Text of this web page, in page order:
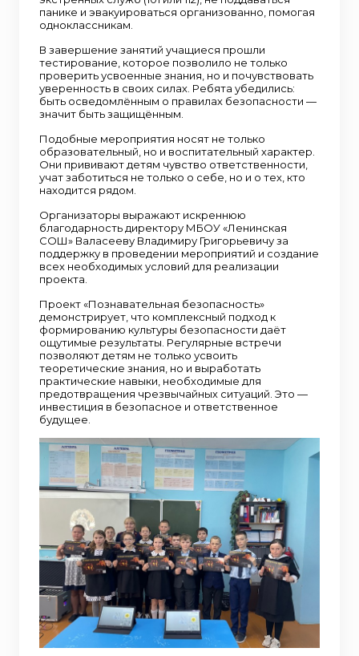
панике и эвакуироваться организованно, помогая
одноклассникам.
В завершение занятий учащиеся прошли
тестирование, которое позволило не только
проверить усвоенные знания, но и почувствовать
уверенность в своих силах. Ребята убедились:
быть осведомлённым о правилах безопасности —
значит быть защищённым.
Подобные мероприятия носят не только
образовательный, но и воспитательный характер.
Они прививают детям чувство ответственности,
учат заботиться не только о себе, но и о тех, кто
находится рядом.
Организаторы выражают искреннюю
благодарность директору МБОУ «Ленинская
СОШ» Валасееву Владимиру Григорьевичу за
поддержку в проведении мероприятий и создание
всех необходимых условий для реализации
проекта.
Проект «Познавательная безопасность»
демонстрирует, что комплексный подход к
формированию культуры безопасности даёт
ощутимые результаты. Регулярные встречи
позволяют детям не только усвоить
теоретические знания, но и выработать
практические навыки, необходимые для
предотвращения чрезвычайных ситуаций. Это —
инвестиция в безопасное и ответственное
будущее.